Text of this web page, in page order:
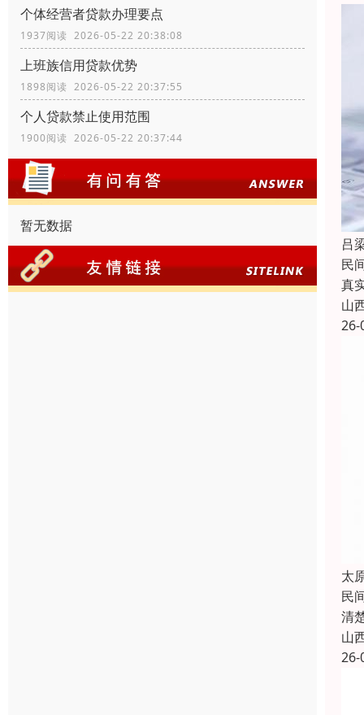
个体经营者贷款办理要点
1937阅读 2026-05-22 20:38:08
上班族信用贷款优势
1898阅读 2026-05-22 20:37:55
个人贷款禁止使用范围
1900阅读 2026-05-22 20:37:44
暂无数据
吕
民
真
山
26-
太
民
清
山
26-